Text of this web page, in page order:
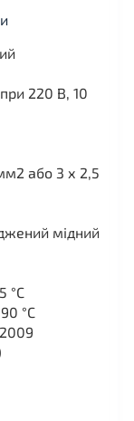
220 В, 10
або 3 х 2,5
мідний
°C
°C